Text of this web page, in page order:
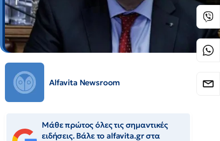
Alfavita Newsroom
Μάθε πρώτος όλες τις σημαντικές
ειδήσεις. Βάλε το alfavita.gr στα